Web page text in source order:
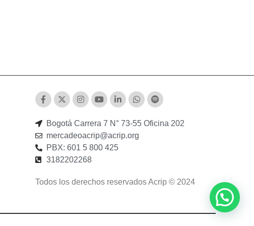
Bogotá Carrera 7 N° 73-55 Oficina 202
mercadeoacrip@acrip.org
PBX: 601 5 800 425
3182202268
Todos los derechos reservados Acrip © 2024